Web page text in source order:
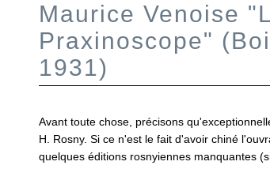
Maurice Venoise
Praxinoscope"
1931)
Avant toute chose, précisons
H. Rosny. Si ce n'est le fait d'avoir chiné
quelques éditions rosnyiennes manquantes